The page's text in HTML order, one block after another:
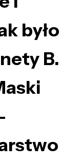
było
B.